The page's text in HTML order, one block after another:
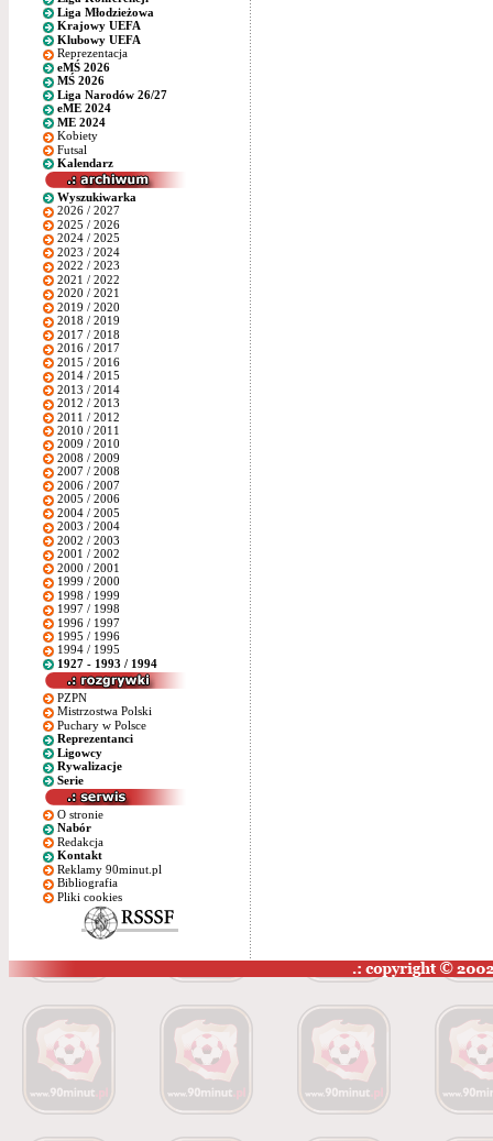
Liga Młodzieżowa
Krajowy UEFA
Klubowy UEFA
Reprezentacja
eMŚ 2026
MŚ 2026
Liga Narodów 26/27
eME 2024
ME 2024
Kobiety
Futsal
Kalendarz
Wyszukiwarka
2026 / 2027
2025 / 2026
2024 / 2025
2023 / 2024
2022 / 2023
2021 / 2022
2020 / 2021
2019 / 2020
2018 / 2019
2017 / 2018
2016 / 2017
2015 / 2016
2014 / 2015
2013 / 2014
2012 / 2013
2011 / 2012
2010 / 2011
2009 / 2010
2008 / 2009
2007 / 2008
2006 / 2007
2005 / 2006
2004 / 2005
2003 / 2004
2002 / 2003
2001 / 2002
2000 / 2001
1999 / 2000
1998 / 1999
1997 / 1998
1996 / 1997
1995 / 1996
1994 / 1995
1927 - 1993 / 1994
PZPN
Mistrzostwa Polski
Puchary w Polsce
Reprezentanci
Ligowcy
Rywalizacje
Serie
O stronie
Nabór
Redakcja
Kontakt
Reklamy 90minut.pl
Bibliografia
Pliki cookies